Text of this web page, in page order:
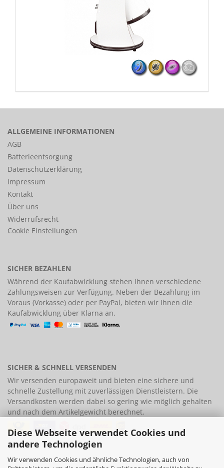
Diese Webseite verwendet Cookies und
andere Technologien
Wir verwenden Cookies und ähnliche Technologien, auch von
ALLGEMEINE INFORMATIONEN
AGB
Batterieentsorgung
Datenschutzerklärung
Impressum
Kontakt
Über uns
Widerrufsrecht
Cookie Einstellungen
SICHER BEZAHLEN
Während der Kaufabwicklung stehen Ihnen verschiedene
Zahlungsweisen zur Verfügung. Neben der Bezahlung im
Voraus (Vorkasse) oder per PayPal, bieten wir Ihnen die
Kaufabwicklung über Klarna an.
SICHER & SCHNELL VERSENDEN
Wir versenden europaweit und bieten eine sichere und
schnelle Zustellung mit zuverlässigen Dienstleistern. Die
Versandkosten werden dabei so gering wie möglich gehalten
und nach dem Artikelgewicht berechnet.